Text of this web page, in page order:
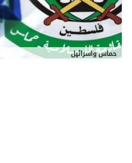
حماس واسرائيل